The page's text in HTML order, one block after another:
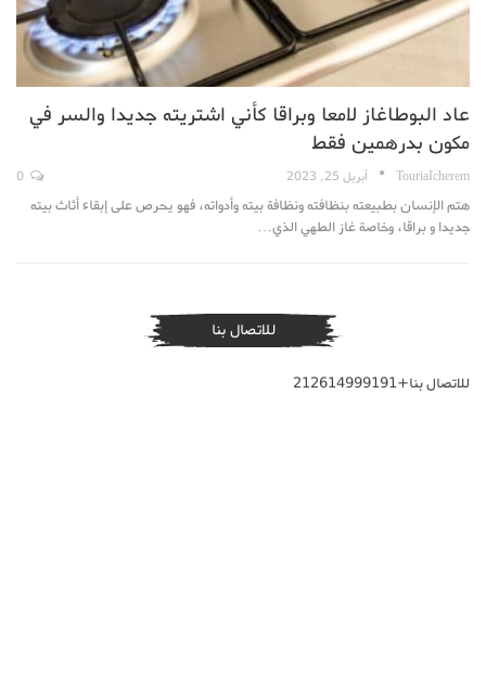
عاد البوطاغاز لامعا وبراقا كأني اشتريته جديدا والسر في
مكون بدرهمين فقط
TouriaIcherem أبريل 25, 2023
هتم الإنسان بطبيعته بنظافته ونظافة بيته وأدواته، فهو يحرص على إبقاء أثاث بيته
جديدا و براقا، وخاصة غاز الطهي الذي…
للاتصال بنا
للاتصال بنا+212614999191